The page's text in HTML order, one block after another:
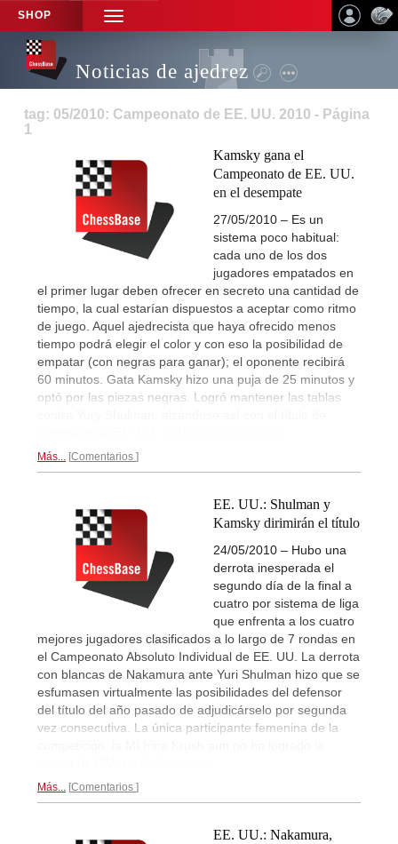
SHOP
TOGGLE
NAVIGATION
Noticias de ajedrez
tag: 05/2010: Campeonato de EE. UU. 2010 - Página
1
Kamsky gana el
Campeonato de EE. UU.
en el desempate
27/05/2010 – Es un
sistema poco habitual:
cada uno de los dos
jugadores empatados en
el primer lugar deben ofrecer en secreto una cantidad de
tiempo, la cual estarían dispuestos a aceptar como ritmo
de juego. Aquel ajedrecista que haya ofrecido menos
tiempo podrá elegir el color y con eso la posibilidad de
empatar (con negras para ganar); el oponente recibirá
60 minutos. Gata Kamsky hizo una puja de 25 minutos y
optó por las piezas negras. Logró mantener las tablas
Más... Comentarios
EE. UU.: Shulman y
Kamsky dirimirán el título
24/05/2010 – Hubo una
derrota inesperada el
segundo día de la final a
cuatro por sistema de liga
que enfrenta a los cuatro
mejores jugadores clasificados a lo largo de 7 rondas en
el Campeonato Absoluto Individual de EE. UU. La derrota
con blancas de Nakamura ante Yuri Shulman hizo que se
esfumasen virtualmente las posibilidades del defensor
del título del año pasado de adjudicárselo por segunda
vez consecutiva. La única participante femenina de la
Más... Comentarios
EE. UU.: Nakamura,